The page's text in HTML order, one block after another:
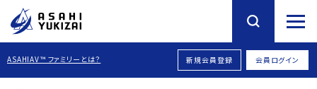
ASAHIAV™ ファミリーとは？ 新規会員登録 会員ログイン